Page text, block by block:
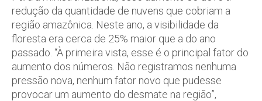
redução da quantidade de nuvens que cobriam a
região amazônica. Neste ano, a visibilidade da
floresta era cerca de 25% maior que a do ano
passado. “À primeira vista, esse é o principal fator do
aumento dos números. Não registramos nenhuma
pressão nova, nenhum fator novo que pudesse
provocar um aumento do desmate na região”,